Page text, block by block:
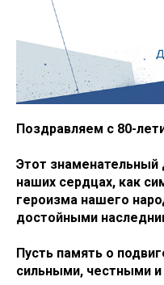
Поздравляем с 80-
Этот знаменательный
наших сердцах, как
героизма нашего
достойными
Пусть память о
сильными, честными